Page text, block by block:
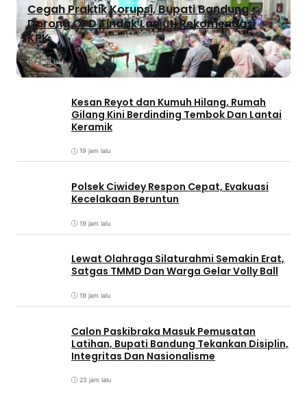
Cegah Praktik Korupsi, Bupati Bandung
Dorong OPD Tindak Lanjuti Rekomendasi
KPK
2 jam lalu
Kesan Reyot dan Kumuh Hilang, Rumah
Gilang Kini Berdinding Tembok Dan Lantai
Keramik
19 jam lalu
Polsek Ciwidey Respon Cepat, Evakuasi
Kecelakaan Beruntun
19 jam lalu
Lewat Olahraga Silaturahmi Semakin Erat,
Satgas TMMD Dan Warga Gelar Volly Ball
19 jam lalu
Calon Paskibraka Masuk Pemusatan
Latihan, Bupati Bandung Tekankan Disiplin,
Integritas Dan Nasionalisme
23 jam lalu